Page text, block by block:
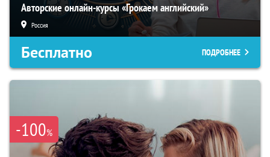
Авторские онлайн-курсы «Грокаем английский»
Россия
Бесплатно ПОДРОБНЕЕ
-100%